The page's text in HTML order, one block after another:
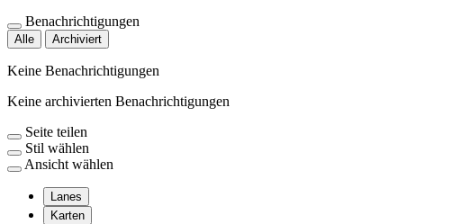
Benachrichtigungen
Alle Archiviert
Keine Benachrichtigungen
Keine archivierten Benachrichtigungen
Seite teilen
Stil wählen
Ansicht wählen
Lanes
Karten